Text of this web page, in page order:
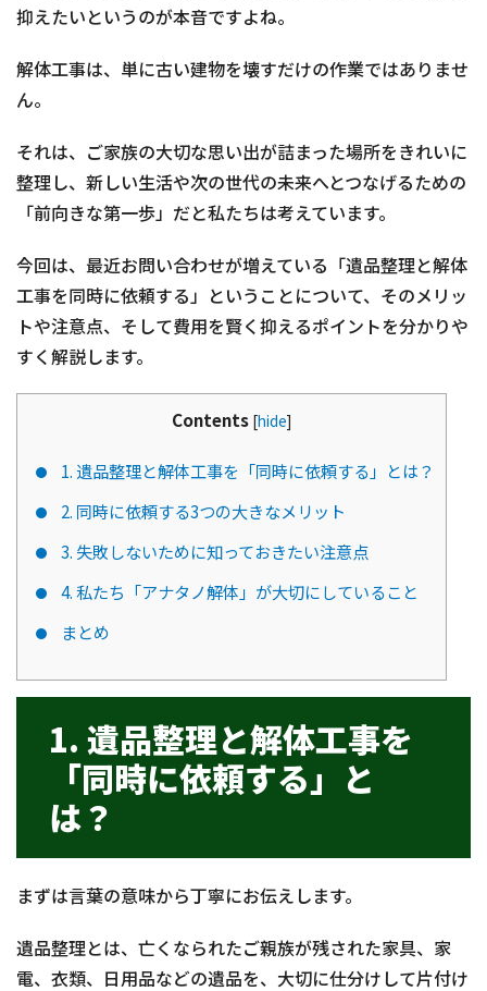
抑えたいというのが本音ですよね。
解体工事は、単に古い建物を壊すだけの作業ではありませ
ん。
それは、ご家族の大切な思い出が詰まった場所をきれいに
整理し、新しい生活や次の世代の未来へとつなげるための
「前向きな第一歩」だと私たちは考えています。
今回は、最近お問い合わせが増えている「遺品整理と解体
工事を同時に依頼する」ということについて、そのメリッ
トや注意点、そして費用を賢く抑えるポイントを分かりや
すく解説します。
Contents [hide]
1. 遺品整理と解体工事を「同時に依頼する」とは？
2. 同時に依頼する3つの大きなメリット
3. 失敗しないために知っておきたい注意点
4. 私たち「アナタノ解体」が大切にしていること
まとめ
1. 遺品整理と解体工事を
「同時に依頼する」と
は？
まずは言葉の意味から丁寧にお伝えします。
遺品整理とは、亡くなられたご親族が残された家具、家
電、衣類、日用品などの遺品を、大切に仕分けして片付け